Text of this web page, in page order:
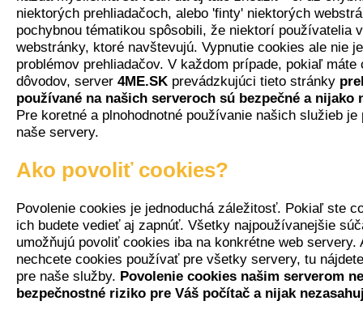
niektorých prehliadačoch, alebo 'finty' niektorých
pochybnou tématikou spôsobili, že niektorí používatelia
webstránky, ktoré navštevujú. Vypnutie cookies ale nie
problémov prehliadačov. V každom prípade, pokiaľ
dôvodov, server 4ME.SK prevádzkujúci tieto stránky
používané na našich serveroch sú bezpečné a nijako
Pre koretné a plnohodnotné používanie našich služieb
naše servery.
Ako povoliť cookies?
Povolenie cookies je jednoduchá záležitosť. Pokiaľ ste
ich budete vedieť aj zapnúť. Všetky najpoužívanejšie
umožňujú povoliť cookies iba na konkrétne web servery.
nechcete cookies používať pre všetky servery, tu
pre naše služby. Povolenie cookies našim serverom
bezpečnostné riziko pre Váš počítač a nijak